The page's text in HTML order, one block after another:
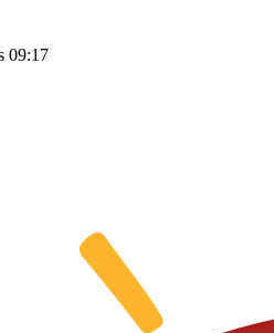
09:17